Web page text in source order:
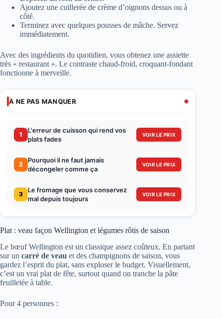
Ajoutez une cuillerée de crème d’oignons dessus ou à
côté.
Terminez avec quelques pousses de mâche. Servez
immédiatement.
Avec des ingrédients du quotidien, vous obtenez une assiette
très « restaurant ». Le contraste chaud-froid, croquant-fondant
fonctionne à merveille.
À NE PAS MANQUER
1
L'erreur de cuisson qui rend vos
plats fades
VOIR LE PRIX
2
Pourquoi il ne faut jamais
décongeler comme ça
VOIR LE PRIX
3
Le fromage que vous conservez
mal depuis toujours
VOIR LE PRIX
Plat : veau façon Wellington et légumes rôtis de saison
Le bœuf Wellington est un classique assez coûteux. En partant
sur un carré de veau et des champignons de saison, vous
gardez l’esprit du plat, sans exploser le budget. Visuellement,
c’est un vrai plat de fête, surtout quand on tranche la pâte
feuilletée à table.
Pour 4 personnes :